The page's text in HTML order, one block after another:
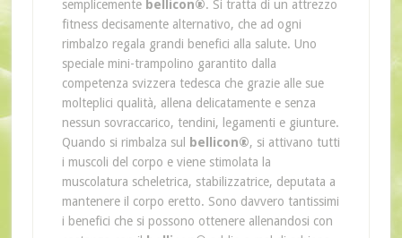
semplicementebellicon®. Si tratta di un attrezzo
fitness decisamente alternativo, che ad ogni
rimbalzo regala grandi benefici alla salute. Uno
speciale mini-trampolino garantito dalla
competenza svizzera tedesca che grazie alle sue
molteplici qualità, allena delicatamente e senza
nessun sovraccarico, tendini, legamenti e giunture.
Quando si rimbalza sul
bellicon®, si attivano tutti
i muscoli del corpo e viene stimolata la
muscolatura scheletrica, stabilizzatrice, deputata a
mantenere il corpo eretto. Sono davvero tantissimi
i benefici che si possono ottenere allenandosi con